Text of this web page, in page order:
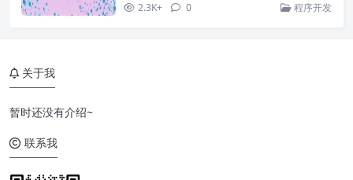
2.3K+ 0 程序开发
关于我
暂时还没有介绍~
联系我